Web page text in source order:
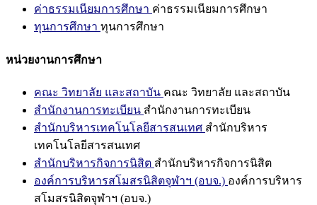
ค่าธรรมเนียมการศึกษา ค่าธรรมเนียมการศึกษา
ทุนการศึกษา ทุนการศึกษา
หน่วยงานการศึกษา
คณะ วิทยาลัย และสถาบัน คณะ วิทยาลัย และสถาบัน
สำนักงานการทะเบียน สำนักงานการทะเบียน
สำนักบริหารเทคโนโลยีสารสนเทศ สำนักบริหาร
เทคโนโลยีสารสนเทศ
สำนักบริหารกิจการนิสิต สำนักบริหารกิจการนิสิต
องค์การบริหารสโมสรนิสิตจุฬาฯ (อบจ.) องค์การบริหาร
สโมสรนิสิตจุฬาฯ (อบจ.)